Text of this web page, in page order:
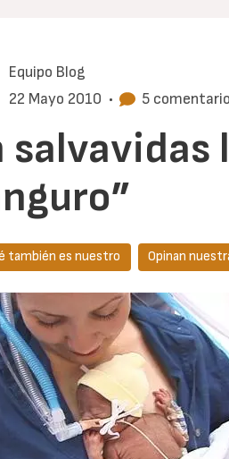
Equipo Blog
22 Mayo 2010 • 5
salvavidas
también es nuestro Opinan